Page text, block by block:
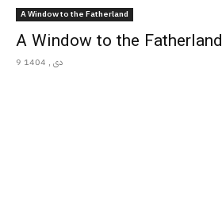
A Window to the Fatherland
A Window to the Fatherland
9 دی , 1404